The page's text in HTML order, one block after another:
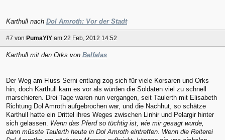
Karthull nach Dol Amroth: Vor der Stadt
#7 von PumaYIY am 22 Feb, 2012 14:52
Karthull mit den Orks von Belfalas
Der Weg am Fluss Serni entlang zog sich für viele Korsaren und Orks
hin, doch Karthull kam es vor als würden die Soldaten viel zu schnell
marschieren. Drei Tage waren nun vergangen, seit Taulerth mit Elisabeth
Richtung Dol Amroth aufgebrochen war, und die Nachhut, so schätze
Karthull hatte ein Drittel ihres Weges zwischen Linhir und Pelargir hinter
sich gelassen. Wenn das Pferd so tüchtig ist, wie mir gesagt wurde,
dann müsste Taulerth heute in Dol Amroth eintreffen. Wenn die Reiterei